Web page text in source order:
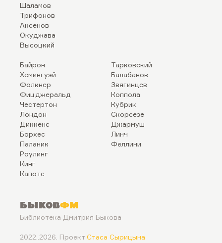
Шаламов
Трифонов
Аксенов
Окуджава
Высоцкий
Байрон
Хемингуэй
Фолкнер
Фицджеральд
Честертон
Лондон
Диккенс
Борхес
Паланик
Роулинг
Кинг
Капоте
Тарковский
Балабанов
Звягинцев
Коппола
Кубрик
Скорсезе
Джармуш
Линч
Феллини
БыковФМ
Библиотека Дмитрия Быкова
2022..2026. Проект Стаса Сырицына